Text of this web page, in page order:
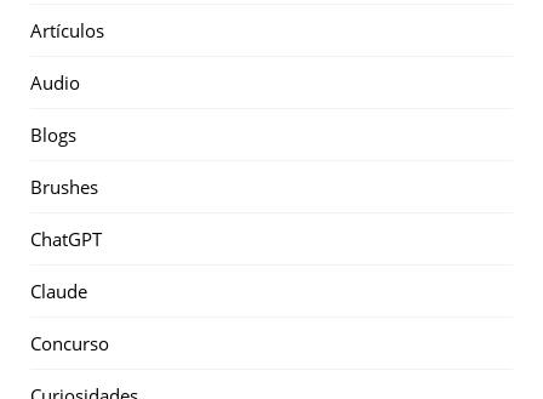
Artículos
Audio
Blogs
Brushes
ChatGPT
Claude
Concurso